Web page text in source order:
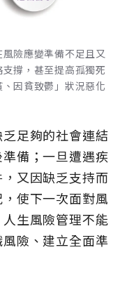
險應變準備不足且又
撐，甚至提高孤獨死
因貧致鬱」狀況惡化
足夠的社會連結
備；一旦遭遇疾
又因缺乏支持而
使下一次面對風
生風險管理不能
險、建立全面準